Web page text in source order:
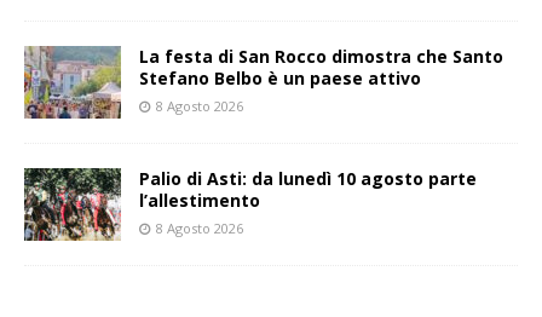
La festa di San Rocco dimostra che Santo
Stefano Belbo è un paese attivo
8 Agosto 2026
Palio di Asti: da lunedì 10 agosto parte
l’allestimento
8 Agosto 2026